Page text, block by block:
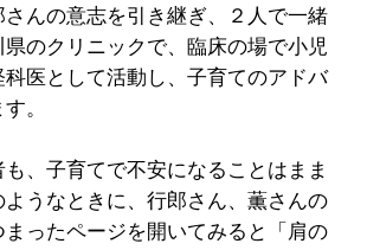
んの意志を引き継ぎ、２人で一緒
のクリニックで、臨床の場で小児
医として活動し、子育てのアドバ
。
、子育てで不安になることはまま
うなときに、行郎さん、薫さんの
まったページを開いてみると「肩の